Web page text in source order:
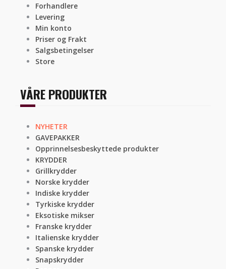
Forhandlere
Levering
Min konto
Priser og Frakt
Salgsbetingelser
Store
VÅRE PRODUKTER
NYHETER
GAVEPAKKER
Opprinnelsesbeskyttede produkter
KRYDDER
Grillkrydder
Norske krydder
Indiske krydder
Tyrkiske krydder
Eksotiske mikser
Franske krydder
Italienske krydder
Spanske krydder
Snapskrydder